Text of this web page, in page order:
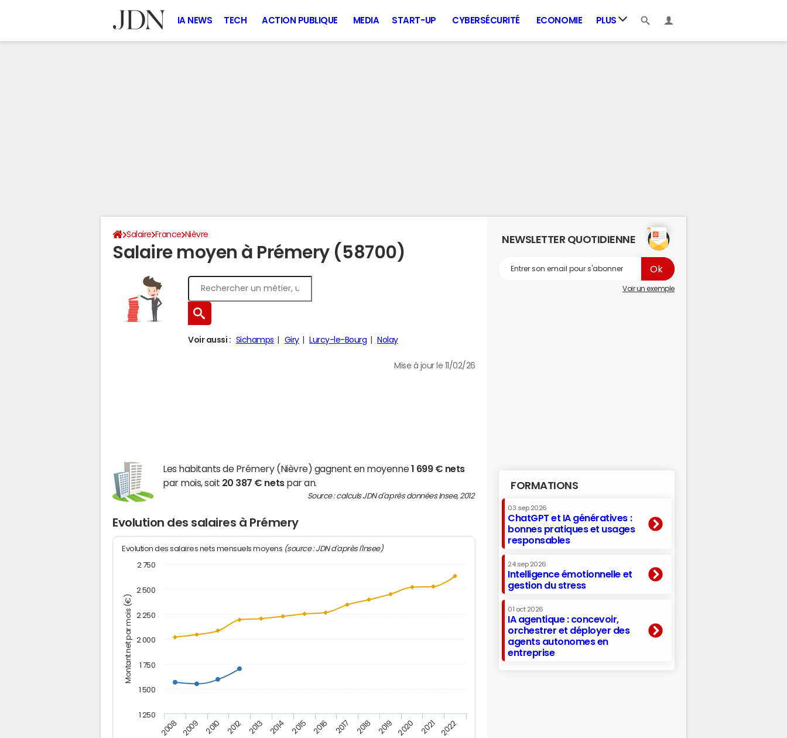
IA NEWS TECH ACTION PUBLIQUE MEDIA START-UP CYBERSÉCURITÉ ECONOMIE PLUS
Salaire France Nièvre
Salaire moyen à Prémery (58700)
Voir aussi : Sichamps Giry Lurcy-le-Bourg Nolay
Mise à jour le 11/02/26
Les habitants de Prémery (Nièvre) gagnent en moyenne1 699 € nets
par mois, soit 20 387 € netspar an.
Source : calculs JDN d'après données Insee, 2012
Evolution des salaires à Prémery
Montant net par mois (€)
Evolution des salaires nets mensuels moyens (source : JDN d'après l'Insee)
2008 2009 2010 2012 2013 2014 2015 2016 2017 2018 2019 2020 2021 2022
1 250
1 500
1 750
2 000
2 250
2 500
2 750
NEWSLETTER QUOTIDIENNE
Voir un exemple
FORMATIONS
03 sep 2026
ChatGPT et IA génératives :
bonnes pratiques et usages
responsables
24 sep 2026
Intelligence émotionnelle et
gestion du stress
01 oct 2026
IA agentique : concevoir,
orchestrer et déployer des
agents autonomes en
entreprise